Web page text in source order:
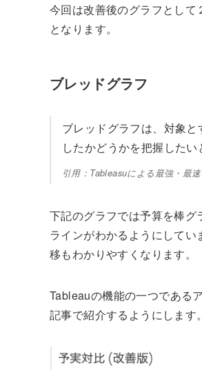
今回は改善後のグラフとし
となります。
ブレッドグラフ
ブレッドグラフは、対象
したかどうかを把握した
引用：Tableasuによる最強・
下記のグラフでは予算を棒
ラインがわかるようにして
移もわかりやすくなります。
Tableauの機能の一つである
記事で紹介するようにします。